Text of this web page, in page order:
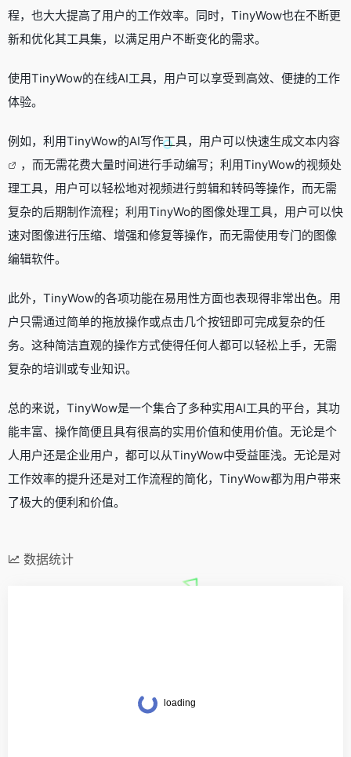
程，也大大提高了用户的工作效率。同时，TinyWow也在不断更
新和优化其工具集，以满足用户不断变化的需求。
使用TinyWow的在线AI工具，用户可以享受到高效、便捷的工作
体验。
例如，利用TinyWow的AI写作工具，用户可以快速生成文本内容
，而无需花费大量时间进行手动编写；利用TinyWow的视频处
理工具，用户可以轻松地对视频进行剪辑和转码等操作，而无需
复杂的后期制作流程；利用TinyWo的图像处理工具，用户可以快
速对图像进行压缩、增强和修复等操作，而无需使用专门的图像
编辑软件。
此外，TinyWow的各项功能在易用性方面也表现得非常出色。用
户只需通过简单的拖放操作或点击几个按钮即可完成复杂的任
务。这种简洁直观的操作方式使得任何人都可以轻松上手，无需
复杂的培训或专业知识。
总的来说，TinyWow是一个集合了多种实用AI工具的平台，其功
能丰富、操作简便且具有很高的实用价值和使用价值。无论是个
人用户还是企业用户，都可以从TinyWow中受益匪浅。无论是对
工作效率的提升还是对工作流程的简化，TinyWow都为用户带来
了极大的便利和价值。
数据统计